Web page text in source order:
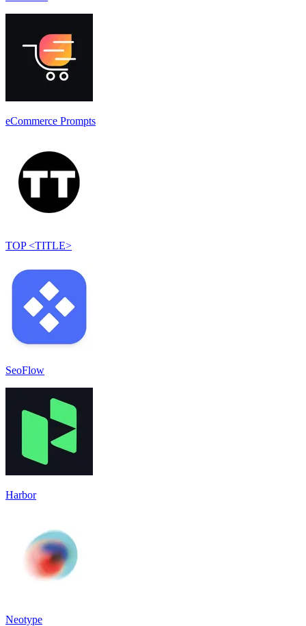
eCommerce Prompts
TOP <TITLE>
SeoFlow
Harbor
Neotype